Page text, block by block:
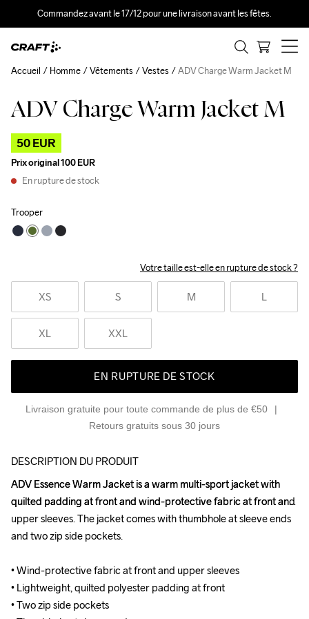
Commandez avant le 17/12 pour une livraison avant les fêtes.
ADV Charge Warm Jacket M
50 EUR
Prix original100 EUR
En rupture de stock
Trooper
Votre taille est-elle en rupture de stock ?
XS S M L
XL XXL
EN RUPTURE DE STOCK
Livraison gratuite pour toute commande de plus de €50
Retours gratuits sous 30 jours
Accueil Homme Vêtements Vestes ADV Charge Warm Jacket M
Outlet
DESCRIPTION DU PRODUIT
ADV Essence Warm Jacket is a warm multi-sport jacket with
quilted padding at front and wind-protective fabric at front and
upper sleeves. The jacket comes with thumbhole at sleeve ends
and two zip side pockets.
• Wind-protective fabric at front and upper sleeves
• Lightweight, quilted polyester padding at front
• Two zip side pockets
ADV Essence Warm Jacket is a warm multi-sport jacket with
quilted padding at front and wind-protective fabric at front and
upper sleeves. The jacket comes with thumbhole at sleeve ends
and two zip side pockets.
• Wind-protective fabric at front and upper sleeves
• Lightweight, quilted polyester padding at front
• Two zip side pockets